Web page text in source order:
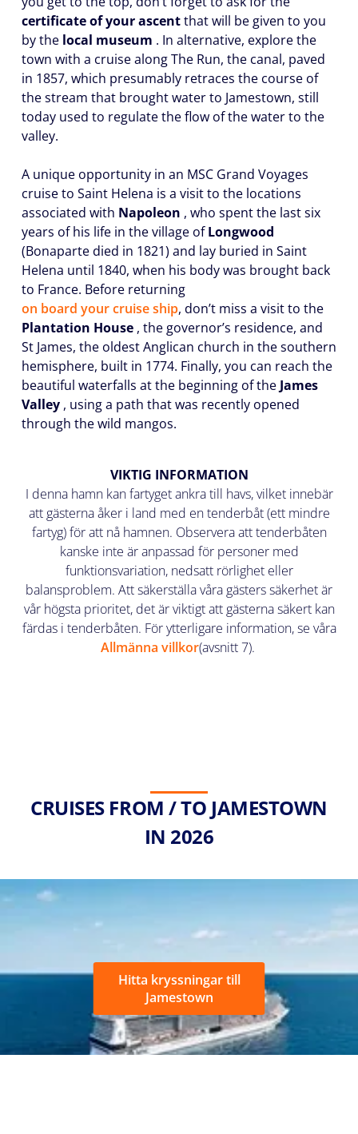
certificate of your ascentthat will be given to you
by the local museum . In alternative, explore the
town with a cruise along The Run, the canal, paved
in 1857, which presumably retraces the course of
the stream that brought water to Jamestown, still
today used to regulate the flow of the water to the
valley.
A unique opportunity in an MSC Grand Voyages
cruise to Saint Helena is a visit to the locations
associated with Napoleon , who spent the last six
years of his life in the village ofLongwood
(Bonaparte died in 1821) and lay buried in Saint
Helena until 1840, when his body was brought back
to France. Before returning
on board your cruise ship, don’t miss a visit to the
Plantation House , the governor’s residence, and
St James, the oldest Anglican church in the southern
hemisphere, built in 1774. Finally, you can reach the
beautiful waterfalls at the beginning of the James
Valley , using a path that was recently opened
through the wild mangos.
VIKTIG INFORMATION
I denna hamn kan fartyget ankra till havs, vilket innebär
att gästerna åker i land med en tenderbåt (ett mindre
fartyg) för att nå hamnen. Observera att tenderbåten
kanske inte är anpassad för personer med
funktionsvariation, nedsatt rörlighet eller
balansproblem. Att säkerställa våra gästers säkerhet är
vår högsta prioritet, det är viktigt att gästerna säkert kan
färdas i tenderbåten. För ytterligare information, se våra
Allmänna villkor(avsnitt 7).
CRUISES FROM / TO JAMESTOWN
IN 2026
Hitta kryssningar till
Jamestown